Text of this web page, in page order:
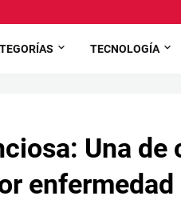
TECNOLOGÍA
Una de
enfermedad